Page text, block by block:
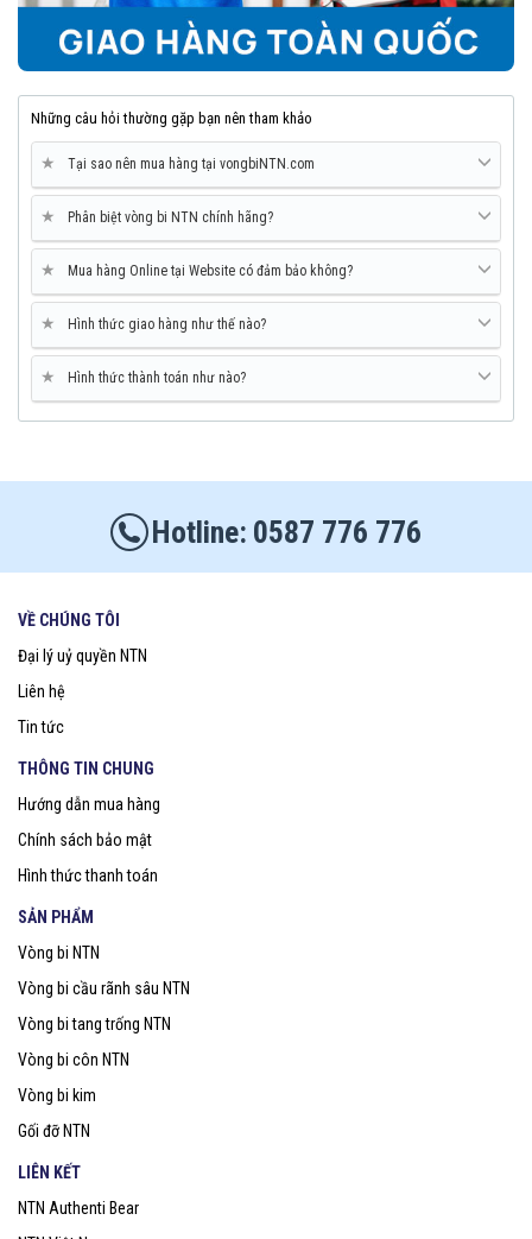
Những câu hỏi thường gặp bạn nên tham khảo
★ Tại sao nên mua hàng tại vongbiNTN.com
★ Phân biệt vòng bi NTN chính hãng?
★ Mua hàng Online tại Website có đảm bảo không?
★ Hình thức giao hàng như thế nào?
★ Hình thức thành toán như nào?
0587 776 776
VỀ CHÚNG TÔI
Đại lý uỷ quyền NTN
Liên hệ
Tin tức
THÔNG TIN CHUNG
Hướng dẫn mua hàng
Chính sách bảo mật
Hình thức thanh toán
SẢN PHẨM
Vòng bi NTN
Vòng bi cầu rãnh sâu NTN
Vòng bi tang trống NTN
Vòng bi côn NTN
Vòng bi kim
Gối đỡ NTN
LIÊN KẾT
NTN Authenti Bear